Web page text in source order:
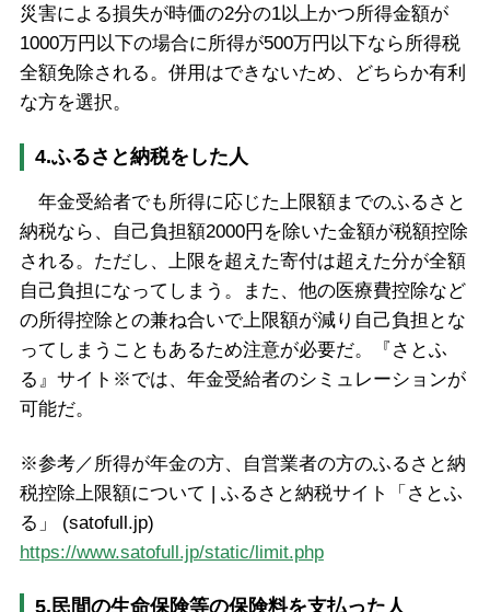
災害による損失が時価の2分の1以上かつ所得金額が
1000万円以下の場合に所得が500万円以下なら所得税
全額免除される。併用はできないため、どちらか有利
な方を選択。
4.ふるさと納税をした人
年金受給者でも所得に応じた上限額までのふるさと
納税なら、自己負担額2000円を除いた金額が税額控除
される。ただし、上限を超えた寄付は超えた分が全額
自己負担になってしまう。また、他の医療費控除など
の所得控除との兼ね合いで上限額が減り自己負担とな
ってしまうこともあるため注意が必要だ。『さとふ
る』サイト※では、年金受給者のシミュレーションが
可能だ。
※参考／所得が年金の方、自営業者の方のふるさと納
税控除上限額について | ふるさと納税サイト「さとふ
る」 (satofull.jp)
https://www.satofull.jp/static/limit.php
5.民間の生命保険等の保険料を支払った人